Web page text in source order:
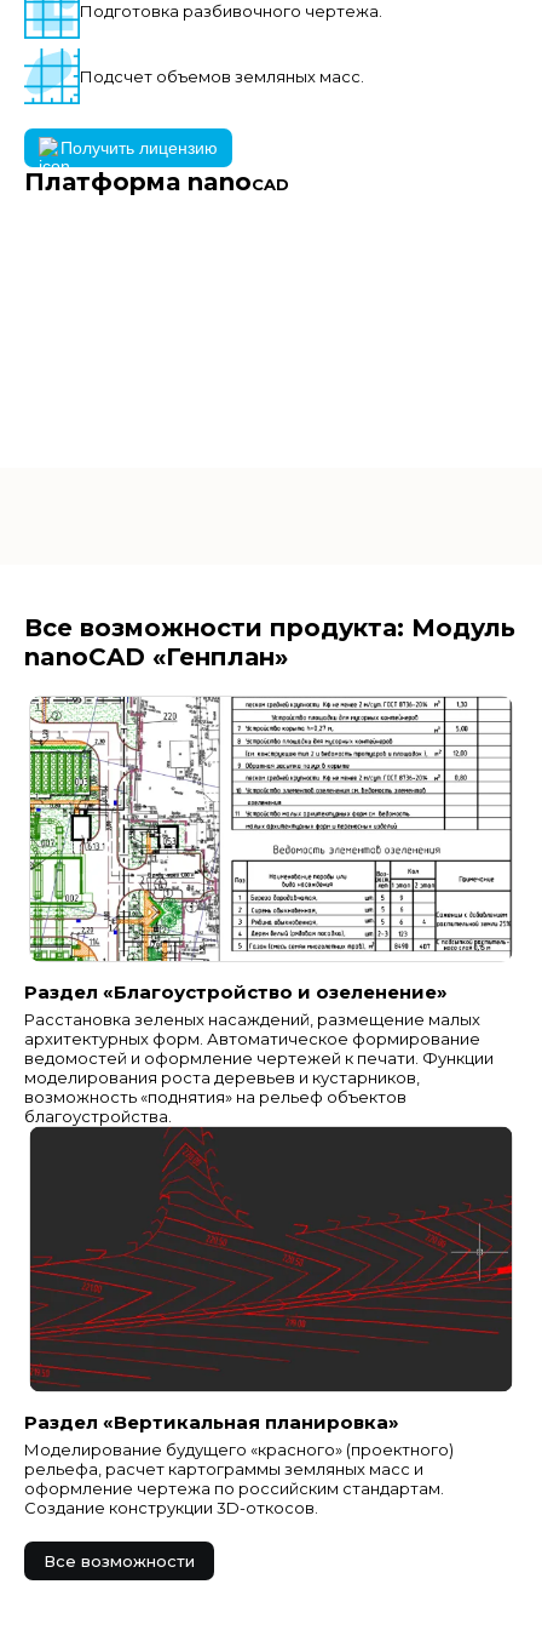
Подготовка разбивочного чертежа.
Подсчет объемов земляных масс.
Получить лицензию
Платформа nanoCAD
Все возможности продукта: Модуль
nanoCAD «Генплан»
Раздел «Благоустройство и озеленение»
Расстановка зеленых насаждений, размещение малых
архитектурных форм. Автоматическое формирование
ведомостей и оформление чертежей к печати. Функции
моделирования роста деревьев и кустарников,
возможность «поднятия» на рельеф объектов
благоустройства.
Раздел «Вертикальная планировка»
Моделирование будущего «красного» (проектного)
рельефа, расчет картограммы земляных масс и
оформление чертежа по российским стандартам.
Создание конструкции 3D-откосов.
Все возможности